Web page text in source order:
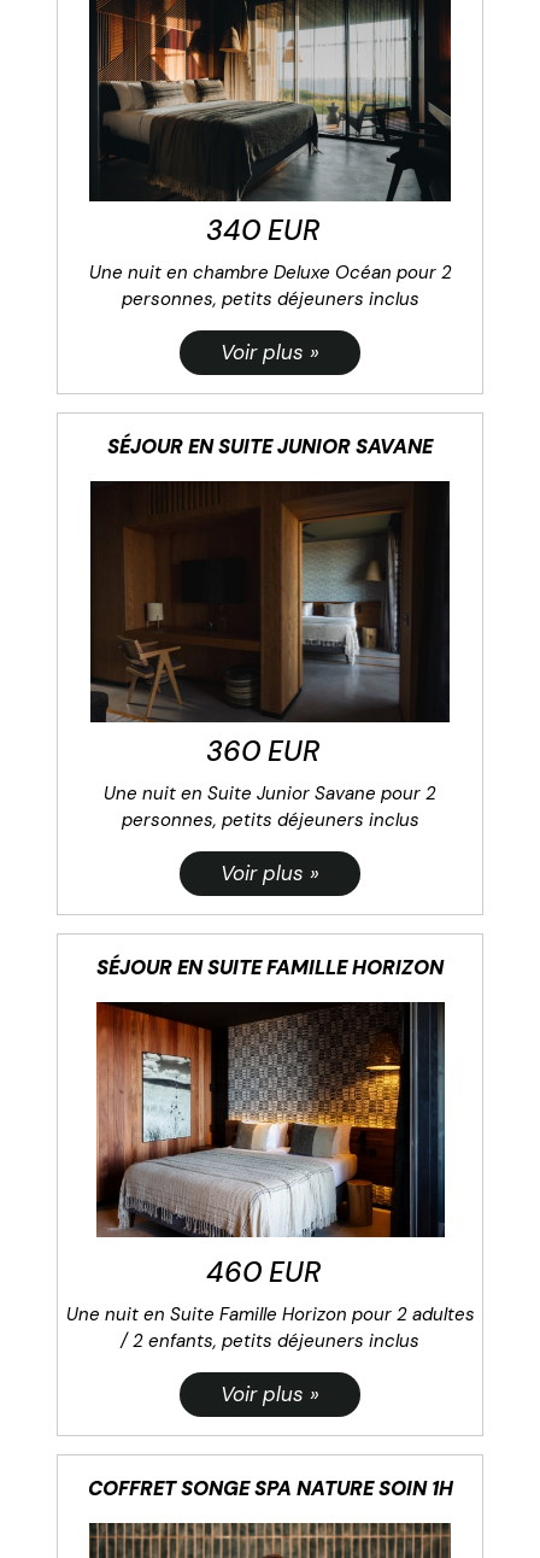
340 EUR
Une nuit en chambre Deluxe Océan pour 2
personnes, petits déjeuners inclus
SÉJOUR EN SUITE JUNIOR SAVANE
360 EUR
Une nuit en Suite Junior Savane pour 2
personnes, petits déjeuners inclus
SÉJOUR EN SUITE FAMILLE HORIZON
460 EUR
Une nuit en Suite Famille Horizon pour 2 adultes
/ 2 enfants, petits déjeuners inclus
COFFRET SONGE SPA NATURE SOIN 1H